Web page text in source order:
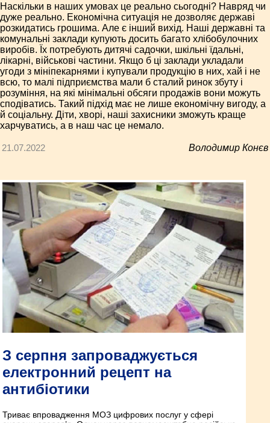
Наскільки в наших умовах це реально сьогодні? Навряд чи
дуже реально. Економічна ситуація не дозволяє державі
розкидатись грошима. Але є інший вихід. Наші державні та
комунальні заклади купують досить багато хлібобулочних
виробів. Їх потребують дитячі садочки, шкільні їдальні,
лікарні, військові частини. Якщо б ці заклади укладали
угоди з мініпекарнями і купували продукцію в них, хай і не
всю, то малі підприємства мали б сталий ринок збуту і
розуміння, на які мінімальні обсяги продажів вони можуть
сподіватись. Такий підхід має не лише економічну вигоду, а
й соціальну. Діти, хворі, наші захисники зможуть краще
харчуватись, а в наш час це немало.
21.07.2022 Володимир Конєв
З серпня запроваджується
електронний рецепт на
антибіотики
Триває впровадження МОЗ цифрових послуг у сфері